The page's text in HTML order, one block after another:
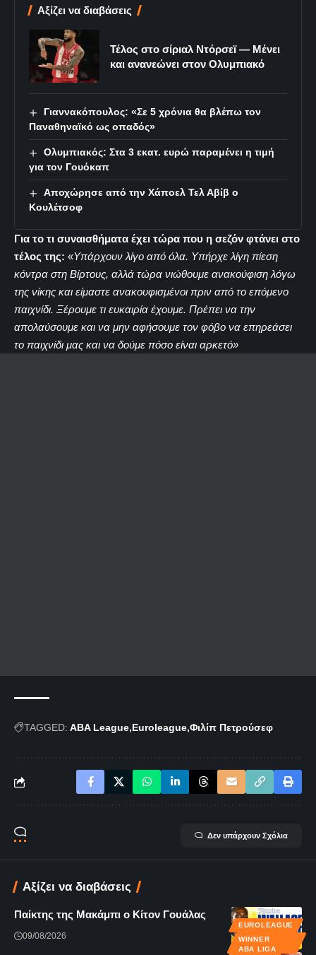
Αξίζει να διαβάσεις
Τέλος στο σίριαλ Ντόρσεϊ — Μένει
και ανανεώνει στον Ολυμπιακό
Γιαννακόπουλος: «Σε 5 χρόνια θα βλέπω τον
Παναθηναϊκό ως οπαδός»
Ολυμπιακός: Στα 3 εκατ. ευρώ παραμένει η τιμή
για τον Γουόκαπ
Αποχώρησε από την Χάποελ Τελ Αβίβ ο
Κουλέτσοφ
Για το τι συναισθήματα έχει τώρα που η σεζόν φτάνει στο
τέλος της: «Υπάρχουν λίγο από όλα. Υπήρχε λίγη πίεση
κόντρα στη Βίρτους, αλλά τώρα νιώθουμε ανακούφιση λόγω
της νίκης και είμαστε ανακουφισμένοι πριν από το επόμενο
παιχνίδι. Ξέρουμε τι ευκαιρία έχουμε. Πρέπει να την
απολαύσουμε και να μην αφήσουμε τον φόβο να επηρεάσει
το παιχνίδι μας και να δούμε πόσο είναι αρκετό»
TAGGED: ABA League Euroleague Φιλίπ Πετρούσεφ
Δεν υπάρχουν Σχόλια
Αξίζει να διαβάσεις
EUROLEAGUE
WINNER
LEAGUE
Παίκτης της Μακάμπι ο Κίτον Γουάλας
09/08/2026
ABA LIGA